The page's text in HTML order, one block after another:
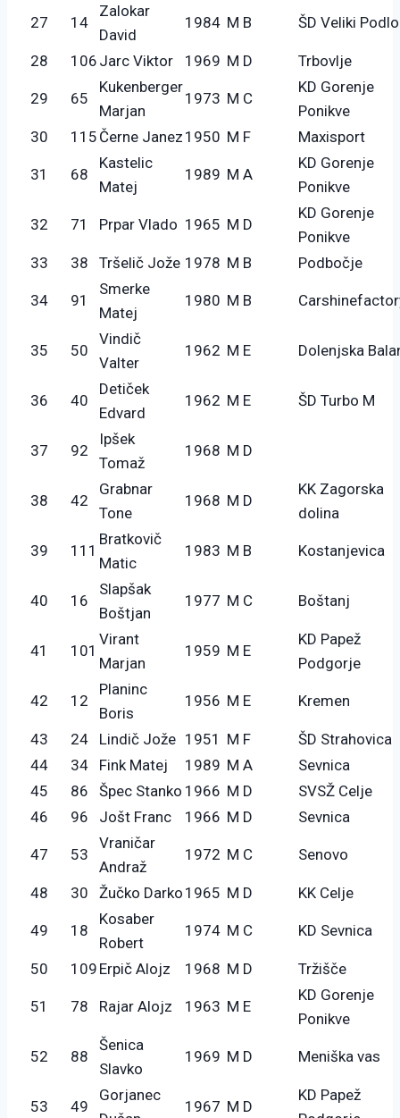
27 14
Zalokar
David
1984 M B ŠD Veliki
28 106 Jarc Viktor 1969 M D Trbovlje
29 65
Kukenberger
Marjan
1973 M C
KD Gorenje
Ponikve
30
115 Černe Janez 1950 M F Maxisport
31 68
Kastelic
Matej
1989 M A
KD Gorenje
Ponikve
32 71 Prpar Vlado 1965 M D
KD Gorenje
Ponikve
33
38 Tršelič Jože 1978 M B Podbočje
34 91
Smerke
Matej
1980 M B
35 50
Vindič
Valter
1962 M E Dolenjska
36 40
Detiček
Edvard
1962 M E ŠD Turbo M
37 92
Ipšek
Tomaž
1968 M D
38 42
Grabnar
Tone
1968 M D
KK Zagorska
dolina
39 111
Bratkovič
Matic
1983 M B Kostanjevica
40 16
Slapšak
Boštjan
1977 M C Boštanj
41 101
Virant
Marjan
1959 M E
KD Papež
Podgorje
42 12
Planinc
Boris
1956 M E Kremen
43 24 Lindič Jože 1951 M F
ŠD Strahovica
44
34 Fink Matej 1989 M A
Sevnica
45
86 Špec Stanko 1966 M D
SVSŽ Celje
46
96 Jošt Franc 1966 M D Sevnica
47 53
Vraničar
Andraž
1972 M C Senovo
48 30 Žučko Darko 1965 M D KK Celje
49 18
Kosaber
Robert
1974 M C KD Sevnica
50 109 Erpič Alojz 1968 M D Tržišče
51 78 Rajar Alojz 1963 M E
KD Gorenje
Ponikve
52 88
Šenica
Slavko
1969 M D Meniška vas
53 49
Gorjanec
1967 M D
KD Papež